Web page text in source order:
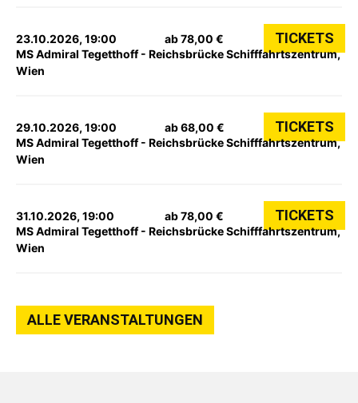
23.10.2026, 19:00
MS Admiral Tegetthoff - Reichsbrücke Schifffahrtszentrum,
Wien
ab 78,00 € TICKETS
29.10.2026, 19:00
MS Admiral Tegetthoff - Reichsbrücke Schifffahrtszentrum,
Wien
ab 68,00 € TICKETS
31.10.2026, 19:00
MS Admiral Tegetthoff - Reichsbrücke Schifffahrtszentrum,
Wien
ab 78,00 € TICKETS
ALLE VERANSTALTUNGEN